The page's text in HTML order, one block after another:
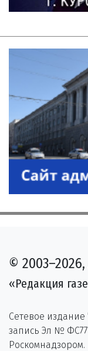
©
«Редакция
Сетевое издание
запись Эл №
Роскомнадзором.